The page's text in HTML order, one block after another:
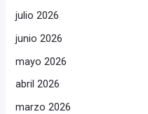
julio 2026
junio 2026
mayo 2026
abril 2026
marzo 2026